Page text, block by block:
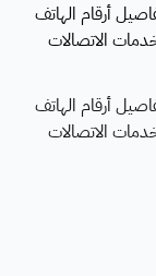
أرقام الهاتف
الاتصالات
أرقام الهاتف
الاتصالات